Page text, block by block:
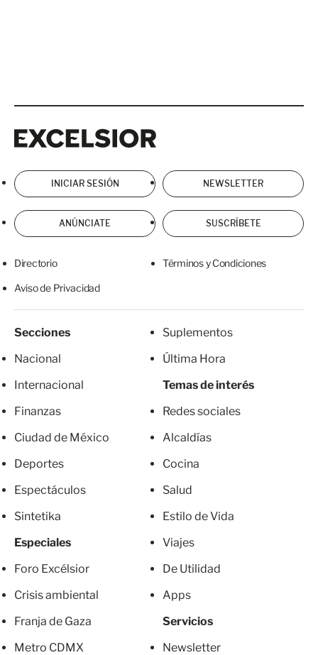
INICIAR SESIÓN NEWSLETTER
ANÚNCIATE SUSCRÍBETE
Directorio Términos y Condiciones
Aviso de Privacidad
Secciones
Nacional
Internacional
Finanzas
Ciudad de México
Deportes
Espectáculos
Sintetika
Especiales
Foro Excélsior
Crisis ambiental
Franja de Gaza
Metro CDMX
Suplementos
Última Hora
Temas de interés
Redes sociales
Alcaldías
Cocina
Salud
Estilo de Vida
Viajes
De Utilidad
Apps
Servicios
Newsletter